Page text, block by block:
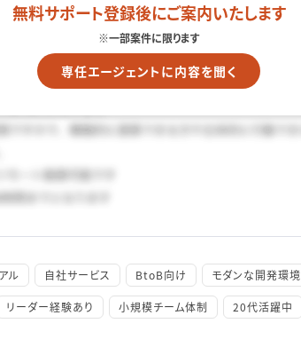
無料サポート登録後にご案内いたします
※一部案件に限ります
専任エージェントに内容を聞く
ル 自社サービス BtoB向け モダンな開発環境
リーダー経験あり 小規模チーム体制 20代活躍中